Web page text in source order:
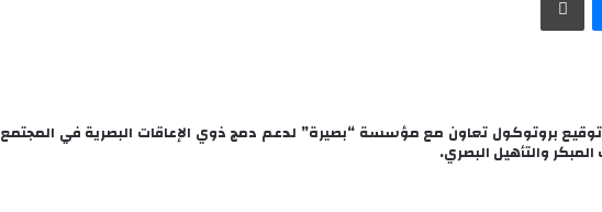
بروتوكول تعاون مع مؤسسة “بصيرة” لدعم دمج ذوي الإعاقات البصرية في المجتمع
والتأهيل البصري.